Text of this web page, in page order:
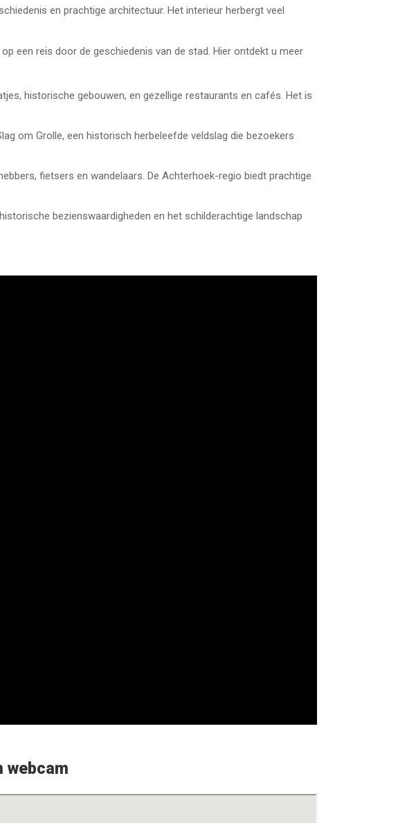
en prachtige architectuur. Het interieur herbergt veel
een reis door de geschiedenis van de stad. Hier ontdekt u meer
historische gebouwen, en gezellige restaurants en cafés. Het is
om Grolle, een historisch herbeleefde veldslag die bezoekers
fietsers en wandelaars. De Achterhoek-regio biedt prachtige
bezienswaardigheden en het schilderachtige landschap
webcam